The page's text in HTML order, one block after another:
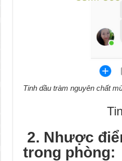
Tinh dầu tràm nguyên chất
2. Nhược
trong phòng: